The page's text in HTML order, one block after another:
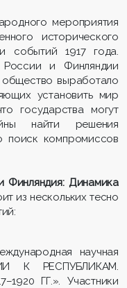
мероприятия
исторического
событий 1917 года.
России и Финляндии
общество выработало
установить мир
государства могут
найти решения
поиск компромиссов
Финляндия: Динамика
из нескольких тесно
научная
К РЕСПУБЛИКАМ.
ГГ.». Участники